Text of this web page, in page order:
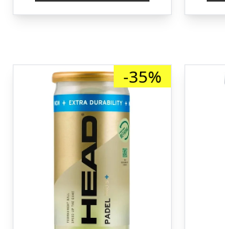
kr. 948,00.kr. 576,00.
-35%